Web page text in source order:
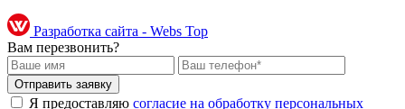
Разработка сайта - Webs Top
Вам перезвонить?
Я предоставляю согласие на обработку персональных